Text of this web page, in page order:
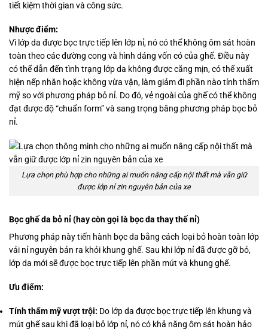
tiết kiệm thời gian và công sức.
Nhược điểm:
Vì lớp da được bọc trực tiếp lên lớp nỉ, nó có thể không ôm sát hoàn
toàn theo các đường cong và hình dáng vốn có của ghế. Điều này
có thể dẫn đến tình trạng lớp da không được căng mịn, có thể xuất
hiện nếp nhăn hoặc không vừa vặn, làm giảm đi phần nào tính thẩm
mỹ so với phương pháp bỏ nỉ. Do đó, vẻ ngoài của ghế có thể không
đạt được độ “chuẩn form” và sang trọng bằng phương pháp bọc bỏ
nỉ.
Lựa chọn phù hợp cho những ai muốn nâng cấp nội thất mà vẫn giữ
được lớp nỉ zin nguyên bản của xe
Bọc ghế da bỏ nỉ (hay còn gọi là bọc da thay thế nỉ)
Phương pháp này tiến hành bọc da bằng cách loại bỏ hoàn toàn lớp
vải nỉ nguyên bản ra khỏi khung ghế. Sau khi lớp nỉ đã được gỡ bỏ,
lớp da mới sẽ được bọc trực tiếp lên phần mút và khung ghế.
Ưu điểm:
Tính thẩm mỹ vượt trội: Do lớp da được bọc trực tiếp lên khung và
mút ghế sau khi đã loại bỏ lớp nỉ, nó có khả năng ôm sát hoàn hảo